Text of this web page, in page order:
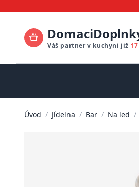
Váš partner v kuchyni již 17
Úvod / Jídelna / Bar / Na led /